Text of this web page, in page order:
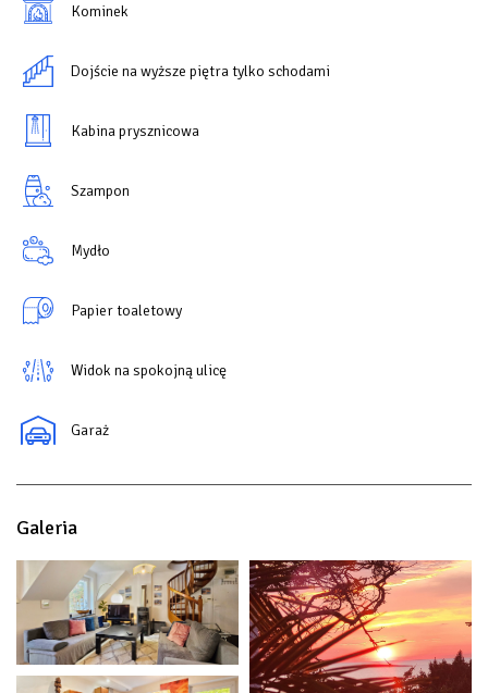
Kominek
Dojście na wyższe piętra tylko schodami
Kabina prysznicowa
Szampon
Mydło
Papier toaletowy
Widok na spokojną ulicę
Garaż
Galeria